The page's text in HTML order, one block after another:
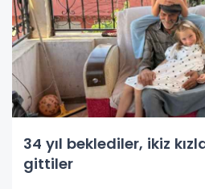
34 yıl beklediler, ikiz
gittiler